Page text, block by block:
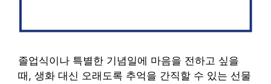
졸업식이나 특별한 기념일에 마음을 전하고 싶을
때, 생화 대신 오래도록 추억을 간직할 수 있는 선물